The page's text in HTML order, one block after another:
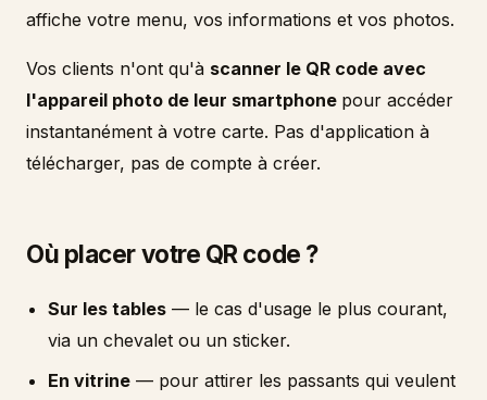
affiche votre menu, vos informations et vos photos.
Vos clients n'ont qu'à scanner le QR code avec
l'appareil photo de leur smartphone pour accéder
instantanément à votre carte. Pas d'application à
télécharger, pas de compte à créer.
Où placer votre QR code ?
Sur les tables — le cas d'usage le plus courant,
via un chevalet ou un sticker.
En vitrine — pour attirer les passants qui veulent